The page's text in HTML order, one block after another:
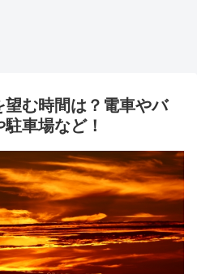
む時間は？電車やバ
車場など！